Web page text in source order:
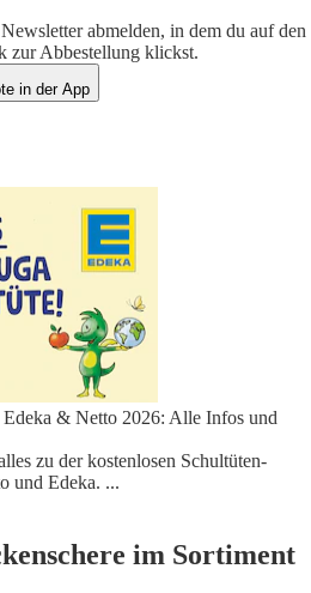
abmelden, in dem du auf den
zur Abbestellung klickst.
in der App
& Netto 2026: Alle Infos und
zu der kostenlosen Schultüten-
und Edeka. ...
im Sortiment